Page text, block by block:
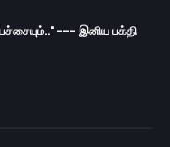
--- இனிய பக்தி